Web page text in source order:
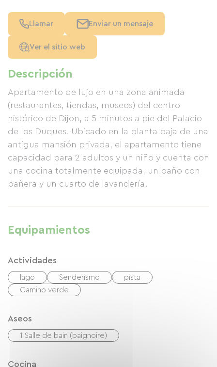
Descripción
Apartamento de lujo en una zona animada
(restaurantes, tiendas, museos) del centro
histórico de Dijon, a 5 minutos a pie del Palacio
de los Duques. Ubicado en la planta baja de una
antigua mansión privada, el apartamento tiene
capacidad para 2 adultos y un niño y cuenta con
una cocina totalmente equipada, un baño con
bañera y un cuarto de lavandería.
Equipamientos
Actividades
lago Senderismo
pista
Camino verde
Aseos
1 Salle de bain (baignoire)
Cocina
Llamar Enviar un mensaje
Ver el sitio web